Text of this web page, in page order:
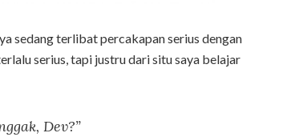
sedang terlibat percakapan serius dengan
serius, tapi justru dari situ saya belajar
Dev?”